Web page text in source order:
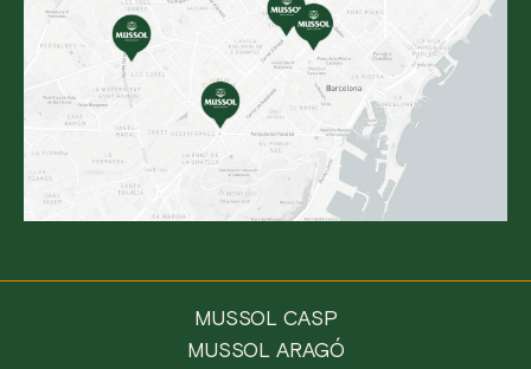
MUSSOL CASP
MUSSOL ARAGÓ